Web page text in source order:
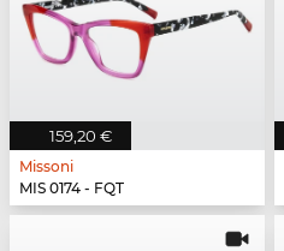
159,20 €
Missoni
MIS 0174 - FQT